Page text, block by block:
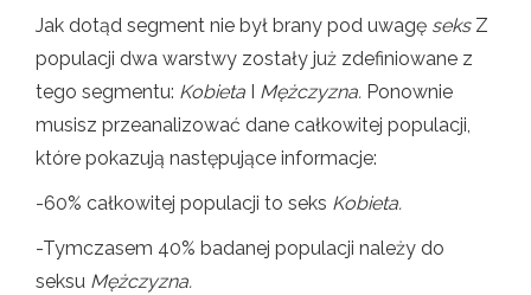
Jak dotąd segment nie był brany pod uwagę seksZ
populacji dwa warstwy zostały już zdefiniowane z
tego segmentu: Kobieta Mężczyzna. Ponownie
musisz przeanalizować dane całkowitej populacji,
które pokazują następujące informacje:
-60% całkowitej populacji to seks Kobieta.
-Tymczasem 40% badanej populacji należy do
seksu Mężczyzna.